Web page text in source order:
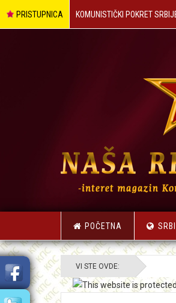
PRISTUPNICA KOMUNISTIČKI POKRET
POČETNA
VI STE OVDE: